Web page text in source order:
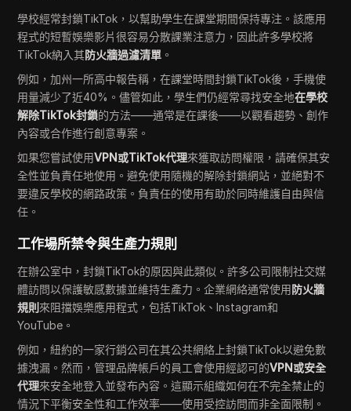
學校經常封鎖TikTok，以幫助學生在課堂期間保持專注。該應用
程式的短暫娛樂影片很容易分散課業注意力，因此許多學校將
TikTok納入其防火牆過濾清單 。
例如，加州一所高中報告稱，在課堂時間封鎖TikTok後，手機使
用量減少了近40%。儘管如此，學生們仍經常尋找安全地在學校
解除TikTok封鎖的方法——通常是在課後——以觀看趨勢、創作
內容或合作進行創意專案。
如果您嘗試使用VPN或TikTok代理來獲取訪問權限，請確保其安
全性並負責任地使用。避免使用隨機的解除封鎖網站，並絕對不
要違反學校的網路政策。負責任的使用有助於同時維護自由與信
任。
工作場所禁令與生產力規則
在辦公室中，封鎖TikTok的原因與此類似。許多公司限制社交媒
體訪問以保護敏感數據並維持生產力。企業網絡通常使用防火牆
規則 來阻擋娛樂應用程式，包括TikTok、Instagram和
YouTube。
例如，紐約的一家行銷公司在其公共網絡上封鎖TikTok以避免數
據洩漏。然而，管理品牌帳戶的員工會使用經認可的VPN或安全
代理來安全地登入並發布內容。這顯示組織如何在不完全禁止的
情況下平衡安全性和工作效率——使用受控訪問而非全面限制。